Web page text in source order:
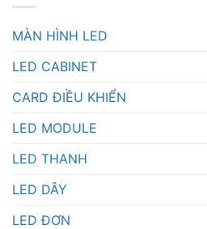
MÀN HÌNH LED
LED CABINET
CARD ĐIỀU KHIỂN
LED MODULE
LED THANH
LED DÂY
LED ĐƠN